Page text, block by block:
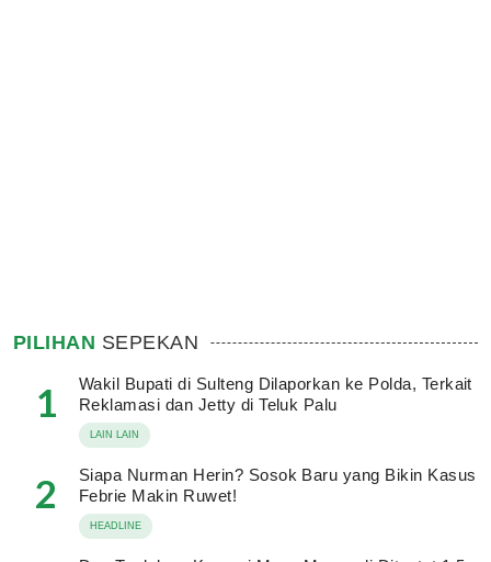
PILIHAN SEPEKAN
1
Wakil Bupati di Sulteng Dilaporkan ke Polda, Terkait
Reklamasi dan Jetty di Teluk Palu
LAIN LAIN
2
Siapa Nurman Herin? Sosok Baru yang Bikin Kasus
Febrie Makin Ruwet!
HEADLINE